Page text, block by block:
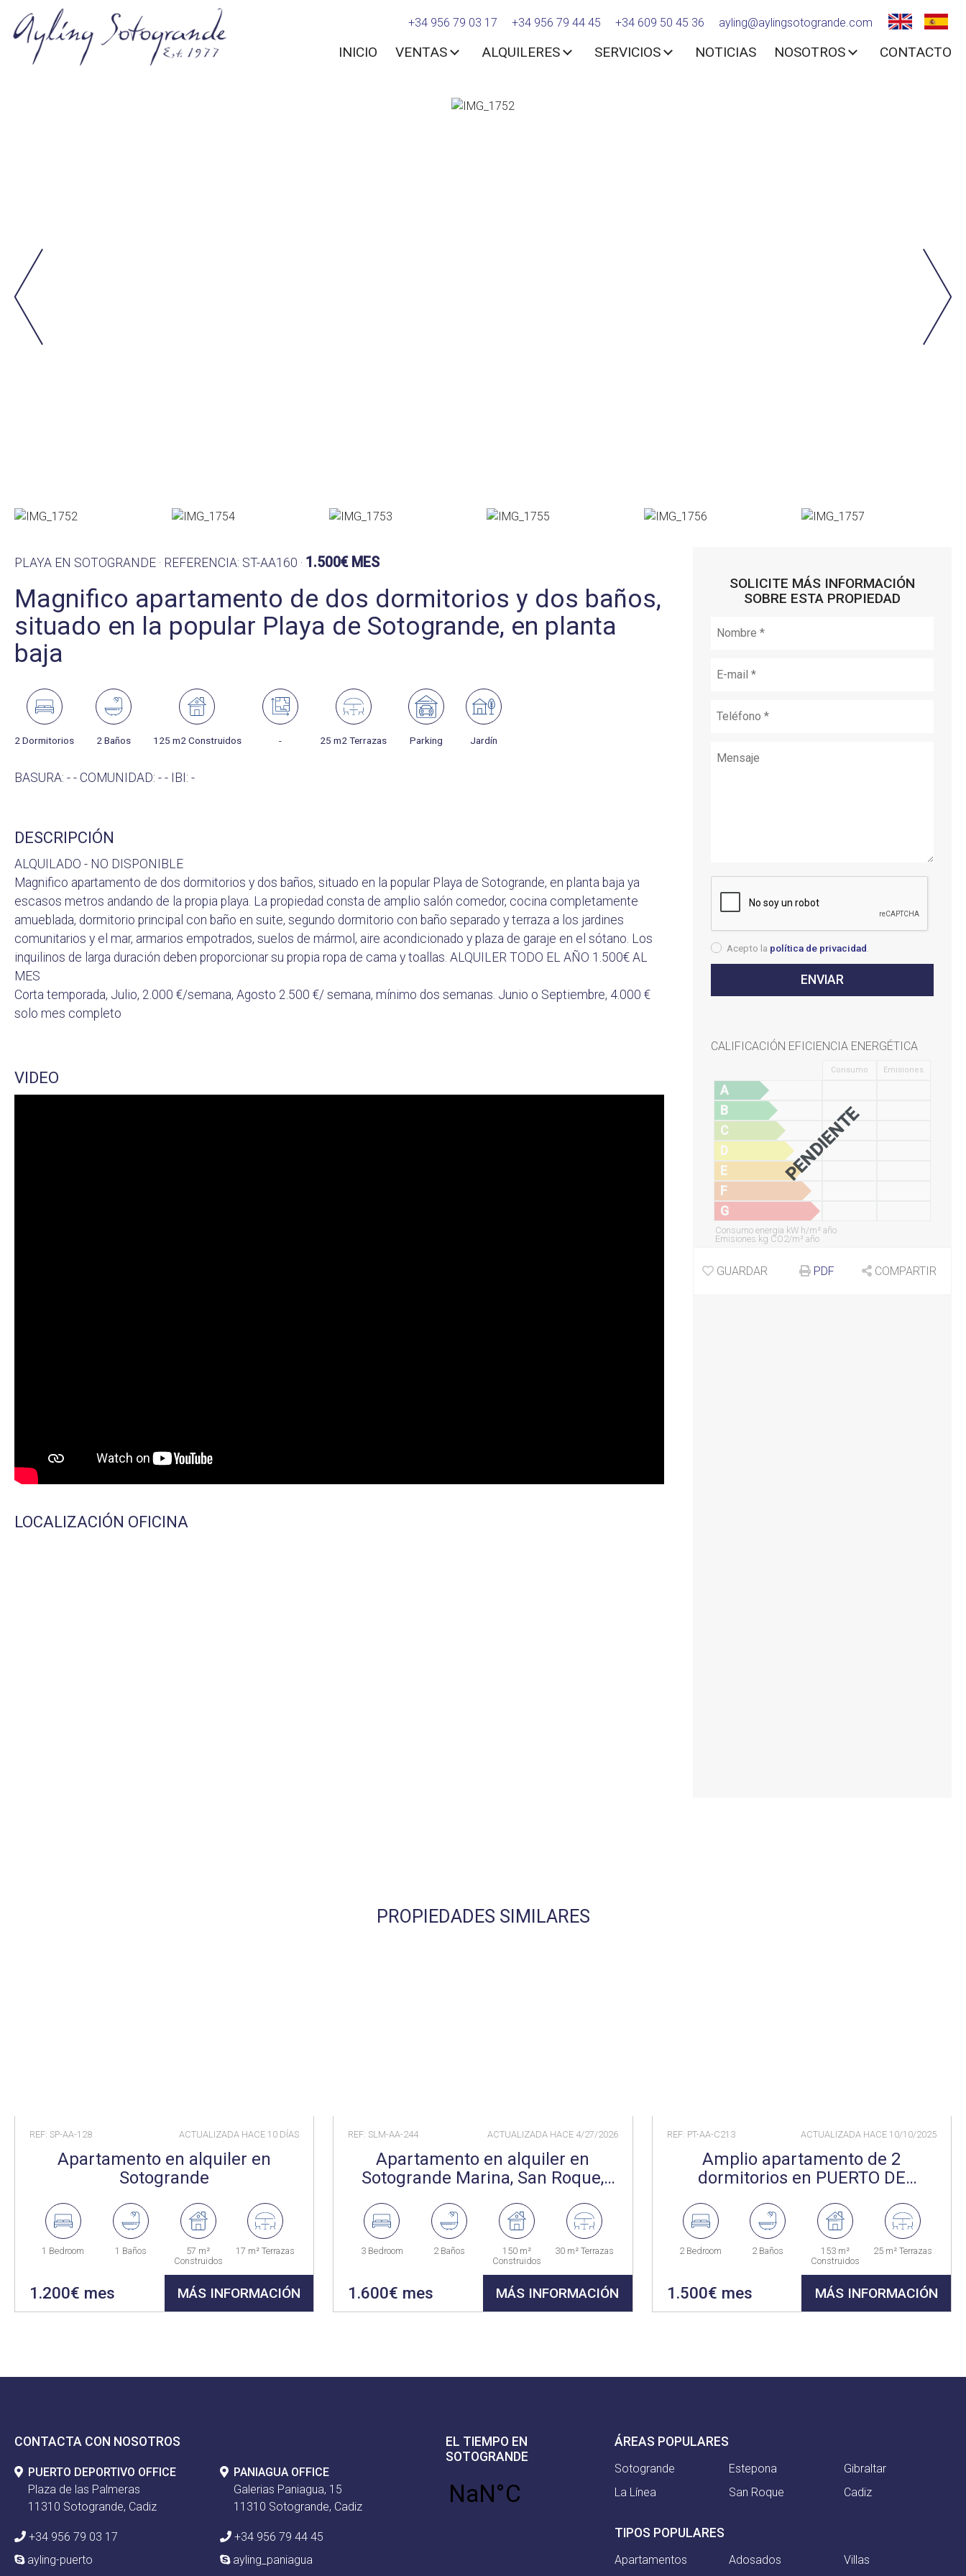
+34 956 79 03 17 +34 956 79 44 45 +34 609 50 45 36 ayling@aylingsotogrande.com
INICIO VENTAS ALQUILERES SERVICIOS NOTICIAS NOSOTROS CONTACTO
PLAYA EN SOTOGRANDE · REFERENCIA: ST-AA160 · 1.500€ MES
Magnifico apartamento de dos dormitorios y dos baños,
situado en la popular Playa de Sotogrande, en planta
baja
2 Dormitorios 2 Baños 125 m2 Construidos - 25 m2 Terrazas Parking Jardín
BASURA: - - COMUNIDAD: - - IBI: -
DESCRIPCIÓN
ALQUILADO - NO DISPONIBLE
Magnifico apartamento de dos dormitorios y dos baños, situado en la popular Playa de Sotogrande, en planta baja ya
escasos metros andando de la propia playa. La propiedad consta de amplio salón comedor, cocina completamente
amueblada, dormitorio principal con baño en suite, segundo dormitorio con baño separado y terraza a los jardines
comunitarios y el mar, armarios empotrados, suelos de mármol, aire acondicionado y plaza de garaje en el sótano. Los
inquilinos de larga duración deben proporcionar su propia ropa de cama y toallas. ALQUILER TODO EL AÑO 1.500€ AL
MES
Corta temporada, Julio, 2.000 €/semana, Agosto 2.500 €/ semana, mínimo dos semanas. Junio o Septiembre, 4.000 €
solo mes completo
VIDEO
LOCALIZACIÓN OFICINA
SOLICITE MÁS INFORMACIÓN
SOBRE ESTA PROPIEDAD
Acepto la política de privacidad
CALIFICACIÓN EFICIENCIA ENERGÉTICA
PENDIENTE
Consumo Emisiones
A
B
C
D
E
F
G
Consumo energia kW h/m² año
Emisiones kg CO2/m² año
GUARDAR PDF COMPARTIR
PROPIEDADES SIMILARES
REF: SP-AA-128 ACTUALIZADA HACE10 DÍAS
Apartamento en alquiler en
Sotogrande
1 Bedroom 1 Baños
57 m²
Construidos
17 m² Terrazas
1.200€ mes MÁS INFORMACIÓN
REF: SLM-AA-244 ACTUALIZADA HACE 4/27/2026
Apartamento en alquiler en
Sotogrande Marina, San Roque,
3 Bedroom 2 Baños
150 m²
Construidos
30 m² Terrazas
1.600€ mes MÁS INFORMACIÓN
REF: PT-AA-C213 ACTUALIZADA HACE 10/10/2025
Amplio apartamento de 2
dormitorios en PUERTO DE
2 Bedroom 2 Baños
153 m²
Construidos
25 m² Terrazas
1.500€ mes MÁS INFORMACIÓN
CONTACTA CON NOSOTROS
PUERTO DEPORTIVO OFFICE
Plaza de las Palmeras
11310 Sotogrande, Cadiz
+34 956 79 03 17
ayling-puerto
PANIAGUA OFFICE
Galerias Paniagua, 15
11310 Sotogrande, Cadiz
+34 956 79 44 45
ayling_paniagua
EL TIEMPO EN
SOTOGRANDE
ÁREAS POPULARES
Sotogrande Estepona
Gibraltar
La Línea
San Roque Cadiz
TIPOS POPULARES
Apartamentos Adosados Villas